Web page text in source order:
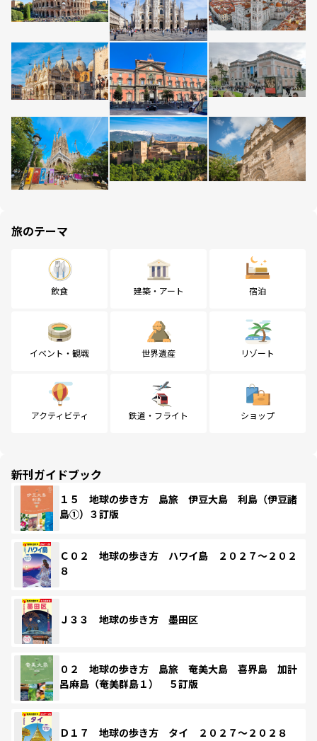
旅のテーマ
飲食 建築・アート 宿泊
イベント・観戦 世界遺産 リゾート
アクティビティ 鉄道・フライト ショップ
新刊ガイドブック
１５ 地球の歩き方 島旅 伊豆大島 利島（伊豆諸
島①）３訂版
Ｃ０２ 地球の歩き方 ハワイ島 ２０２７～２０２
８
Ｊ３３ 地球の歩き方 墨田区
０２ 地球の歩き方 島旅 奄美大島 喜界島 加計
呂麻島（奄美群島１） ５訂版
Ｄ１７ 地球の歩き方 タイ ２０２７～２０２８